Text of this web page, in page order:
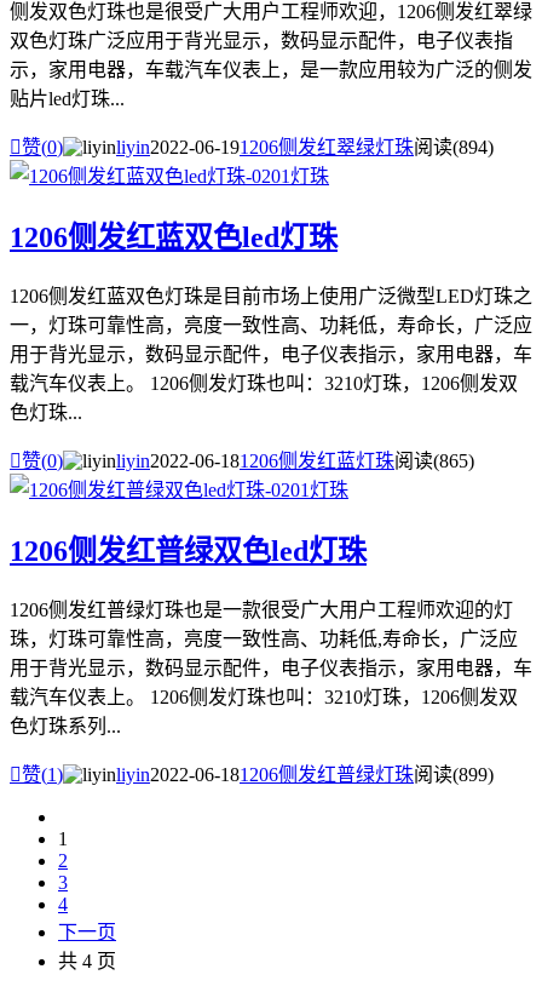
侧发双色灯珠也是很受广大用户工程师欢迎，1206侧发红翠绿
双色灯珠广泛应用于背光显示，数码显示配件，电子仪表指
示，家用电器，车载汽车仪表上，是一款应用较为广泛的侧发
贴片led灯珠...
赞(0) liyin2022-06-191206侧发红翠绿灯珠阅读(894)
1206侧发红蓝双色led灯珠
1206侧发红蓝双色灯珠是目前市场上使用广泛微型LED灯珠之
一，灯珠可靠性高，亮度一致性高、功耗低，寿命长，广泛应
用于背光显示，数码显示配件，电子仪表指示，家用电器，车
载汽车仪表上。 1206侧发灯珠也叫：3210灯珠，1206侧发双
色灯珠...
赞(0) liyin2022-06-181206侧发红蓝灯珠阅读(865)
1206侧发红普绿双色led灯珠
1206侧发红普绿灯珠也是一款很受广大用户工程师欢迎的灯
珠，灯珠可靠性高，亮度一致性高、功耗低,寿命长，广泛应
用于背光显示，数码显示配件，电子仪表指示，家用电器，车
载汽车仪表上。 1206侧发灯珠也叫：3210灯珠，1206侧发双
色灯珠系列...
赞(1) liyin2022-06-181206侧发红普绿灯珠阅读(899)
1
2
3
4
下一页
共 4 页